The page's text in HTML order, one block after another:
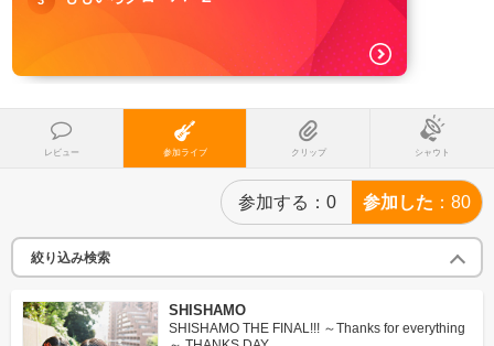
レビュー 参加ライブ クリップ シャウト
参加する 0 参加した 80
絞り込み検索
SHISHAMO
SHISHAMO THE FINAL!!! ～Thanks for everything